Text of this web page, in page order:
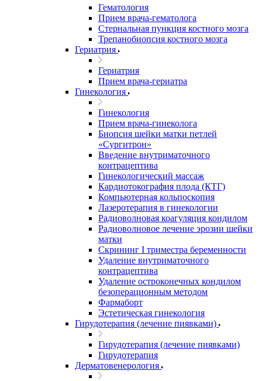
Гематология
Прием врача-гематолога
Стернальная пункция костного мозга
Трепанобиопсия костного мозга
Гериатрия
Гериатрия
Прием врача-гериатра
Гинекология
Гинекология
Прием врача-гинеколога
Биопсия шейки матки петлей
«Сургитрон»
Введение внутриматочного
контрацептива
Гинекологический массаж
Кардиотокография плода (КТГ)
Компьютерная кольпоскопия
Лазеротерапия в гинекологии
Радиоволновая коагуляция кондилом
Радиоволновое лечение эрозии шейки
матки
Скрининг I триместра беременности
Удаление внутриматочного
контрацептива
Удаление остроконечных кондилом
безоперационным методом
Фармаборт
Эстетическая гинекология
Гирудотерапия (лечение пиявками)
Гирудотерапия (лечение пиявками)
Гирудотерапия
Дерматовенерология